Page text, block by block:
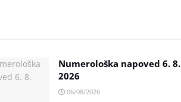
Numerološka napoved 6. 8.
2026
06/08/2026